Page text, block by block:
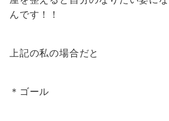
んです！！
上記の私の場合だと
＊ゴール